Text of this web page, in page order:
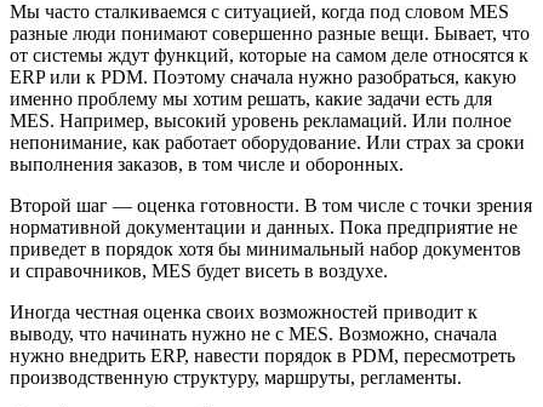
Мы часто сталкиваемся с ситуацией, когда под словом MES
разные люди понимают совершенно разные вещи. Бывает, что
от системы ждут функций, которые на самом деле относятся к
ERP или к PDM. Поэтому сначала нужно разобраться, какую
именно проблему мы хотим решать, какие задачи есть для
MES. Например, высокий уровень рекламаций. Или полное
непонимание, как работает оборудование. Или страх за сроки
выполнения заказов, в том числе и оборонных.
Второй шаг — оценка готовности. В том числе с точки зрения
нормативной документации и данных. Пока предприятие не
приведет в порядок хотя бы минимальный набор документов
и справочников, MES будет висеть в воздухе.
Иногда честная оценка своих возможностей приводит к
выводу, что начинать нужно не с MES. Возможно, сначала
нужно внедрить ERP, навести порядок в PDM, пересмотреть
производственную структуру, маршруты, регламенты.